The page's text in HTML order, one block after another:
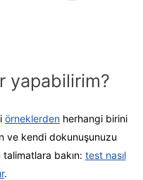
yapabilirim?
örneklerden herhangi birini
ve kendi dokunuşunuzu
talimatlara bakın: test nasıl
.